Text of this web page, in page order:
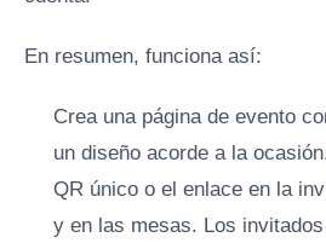
En resumen, funciona así:
Crea una página de evento
un diseño acorde a la
QR único o el enlace en la
y en las mesas. Los